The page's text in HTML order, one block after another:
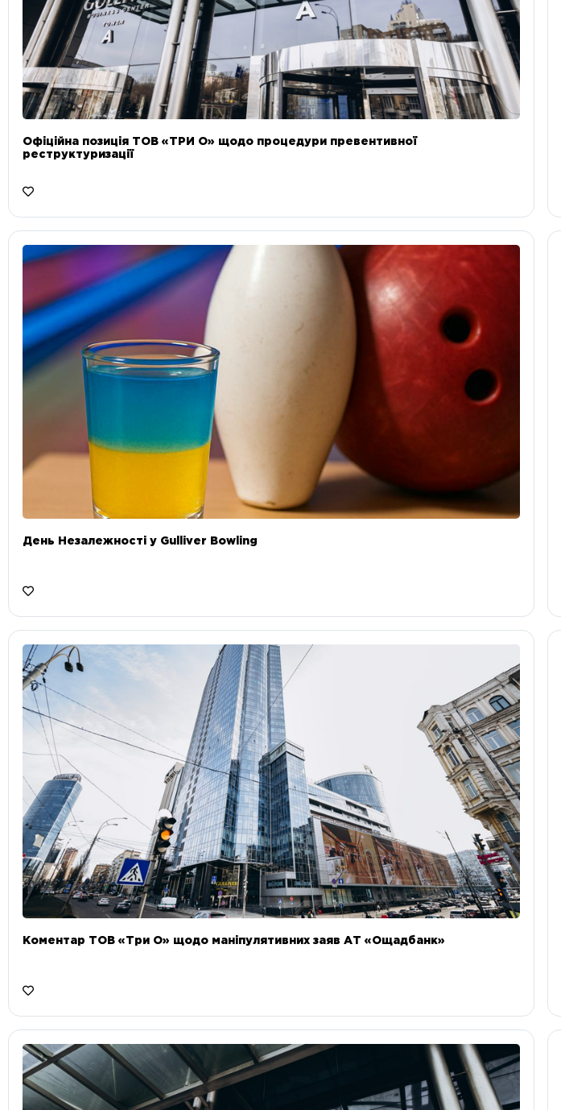
Офіційна позиція ТОВ «ТРИ О» щодо процедури превентивної
реструктуризації
День Незалежності у Gulliver Bowling
Коментар ТОВ «Три О» щодо маніпулятивних заяв АТ «Ощадбанк»